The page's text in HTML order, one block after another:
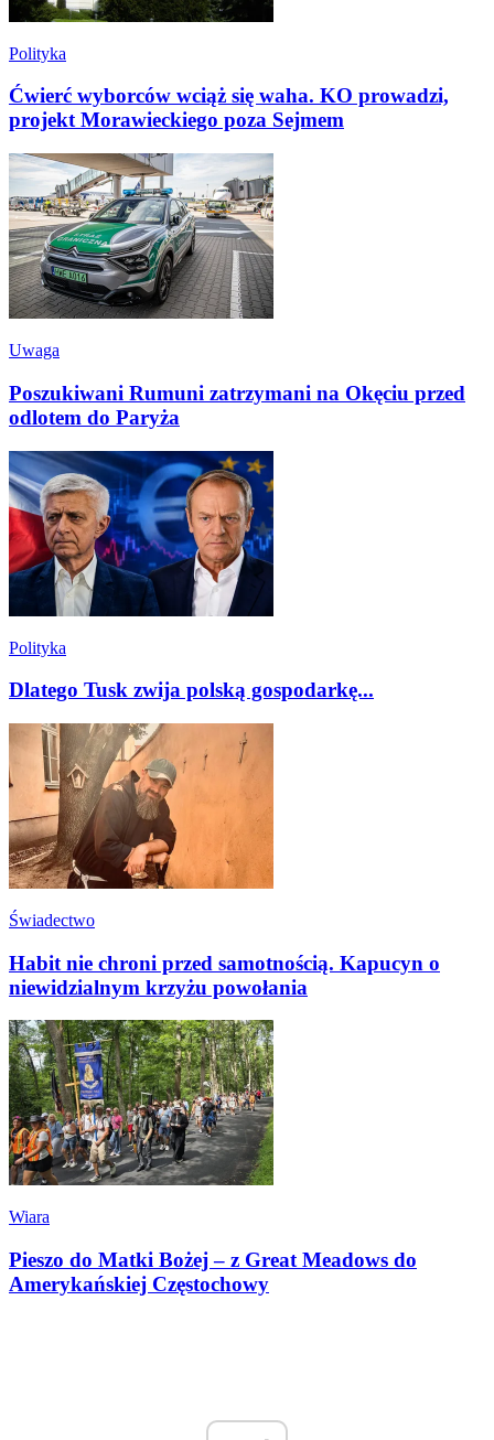
Polityka
Ćwierć wyborców wciąż się waha. KO prowadzi,
projekt Morawieckiego poza Sejmem
Uwaga
Poszukiwani Rumuni zatrzymani na Okęciu przed
odlotem do Paryża
Polityka
Dlatego Tusk zwija polską gospodarkę...
Świadectwo
Habit nie chroni przed samotnością. Kapucyn o
niewidzialnym krzyżu powołania
Wiara
Pieszo do Matki Bożej – z Great Meadows do
Amerykańskiej Częstochowy